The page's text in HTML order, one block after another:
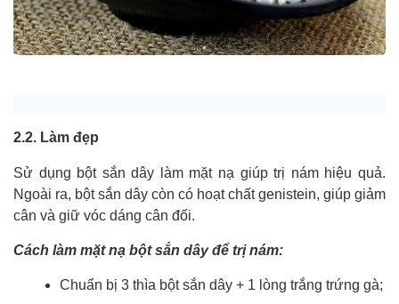
2.2. Làm đẹp
Sử dụng bột sắn dây làm mặt nạ giúp trị nám hiệu quả.
Ngoài ra, bột sắn dây còn có hoạt chất genistein, giúp giảm
cân và giữ vóc dáng cân đối.
Cách làm mặt nạ bột sắn dây để trị nám:
Chuẩn bị 3 thìa bột sắn dây + 1 lòng trắng trứng gà;